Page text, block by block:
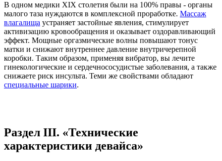
В одном медики XIX столетия были на 100% правы - органы
малого таза нуждаются в комплексной проработке. Массаж
влагалища устраняет застойные явления, стимулирует
активизацию кровообращения и оказывает оздоравливающий
эффект. Мощные оргазмические волны повышают тонус
матки и снижают внутреннее давление внутричерепной
коробки. Таким образом, применяя вибратор, вы лечите
гинекологические и сердечнососудистые заболевания, а также
снижаете риск инсульта. Теми же свойствами обладают
специальные шарики.
Раздел III. «Технические
характеристики девайса»